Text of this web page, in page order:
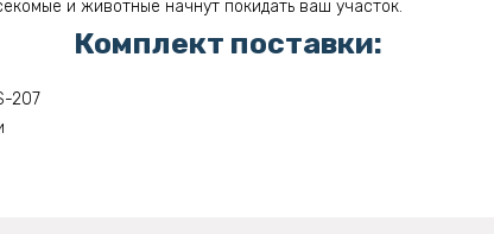
и животные начнут покидать ваш участок.
Комплект поставки:
207